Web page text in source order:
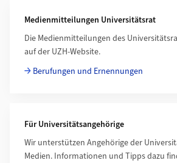
Medienmitteilungen Universitätsrat
Die Medienmitteilungen des
auf der UZH-Website.
Berufungen und Ernennungen
Für Universitätsangehörige
Wir unterstützen Angehörige der
Medien. Informationen und Tipps dazu